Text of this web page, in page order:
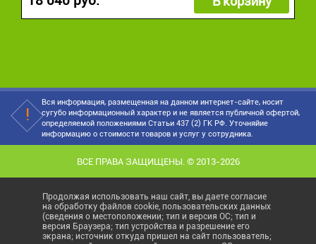
Вся информация, размещенная на данном интернет-сайте, носит
сугубо информационный характер и не является публичной офертой,
определяемой положениями Статьи 437 (2) ГК РФ. Уточняйие
информацию о стоимости товаров и услуг у сотрудника.
ВСЕ ПРАВА ЗАЩИЩЕНЫ. © 2013-2026
Продолжая использовать наш сайт, вы даете согласие
на обработку файлов cookie, пользовательских данных
(сведения о местоположении; тип и версия ОС; тип и
версия Браузера; тип устройства и разрешение его
экрана; источник откуда пришел на сайт пользователь;